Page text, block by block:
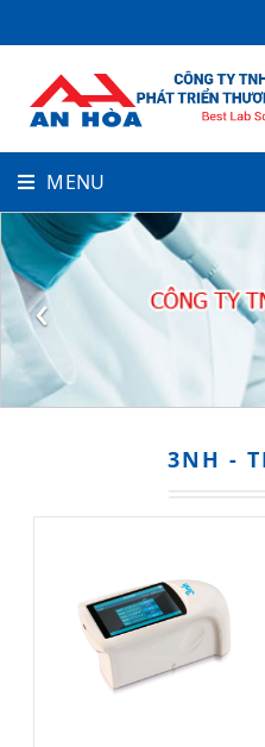
MENU
‹
3NH -